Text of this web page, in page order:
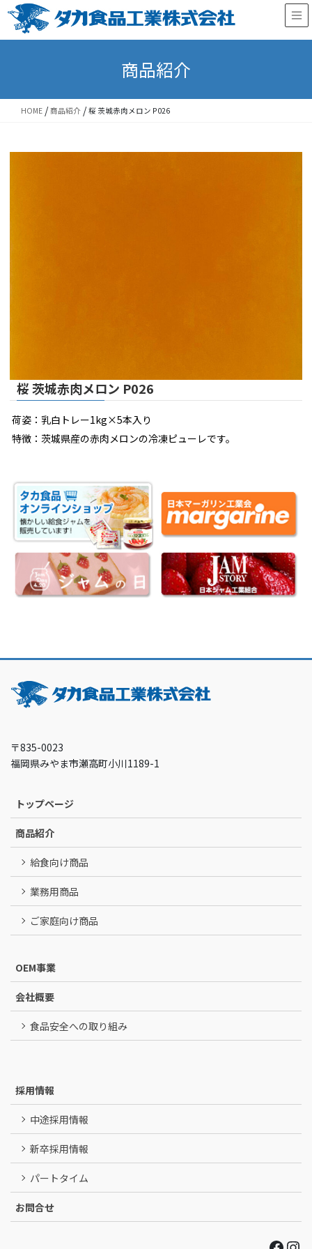
Skip
Skip
商品紹介
HOME /商品紹介 /桜 茨城赤肉メロン P026
桜 茨城赤肉メロン P026
荷姿：乳白トレー1kg×5本入り
特徴：茨城県産の赤肉メロンの冷凍ピューレです。
〒835-0023
福岡県みやま市瀬高町小川1189-1
トップページ
商品紹介
給食向け商品
業務用商品
ご家庭向け商品
OEM事業
会社概要
食品安全への取り組み
採用情報
中途採用情報
新卒採用情報
パートタイム
お問合せ